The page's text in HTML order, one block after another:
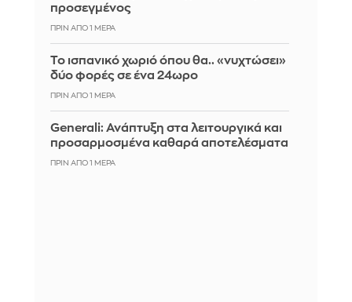
προσεγμένος
ΠΡΙΝ ΑΠΌ 1 ΜΈΡΑ
Το ισπανικό χωριό όπου θα.. «νυχτώσει»
δύο φορές σε ένα 24ωρο
ΠΡΙΝ ΑΠΌ 1 ΜΈΡΑ
Generali: Ανάπτυξη στα λειτουργικά και
προσαρμοσμένα καθαρά αποτελέσματα
ΠΡΙΝ ΑΠΌ 1 ΜΈΡΑ